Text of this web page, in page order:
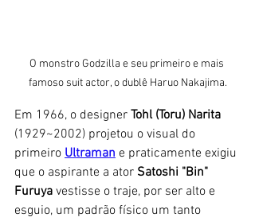
O monstro Godzilla e seu primeiro e mais
famoso suit actor, o dublê Haruo Nakajima.
Em 1966, o designer Tohl (Toru) Narita
(1929~2002) projetou o visual do
primeiro Ultraman e praticamente exigiu
que o aspirante a ator Satoshi "Bin"
Furuya vestisse o traje, por ser alto e
esguio, um padrão físico um tanto